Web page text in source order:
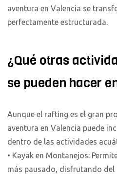
aventura en Valencia se
perfectamente estructurada.
¿Qué otras
se pueden hacer
Aunque el rafting es el gran
aventura en Valencia puede
dentro de las actividades
• Kayak en Montanejos:
más pausado, disfrutando del